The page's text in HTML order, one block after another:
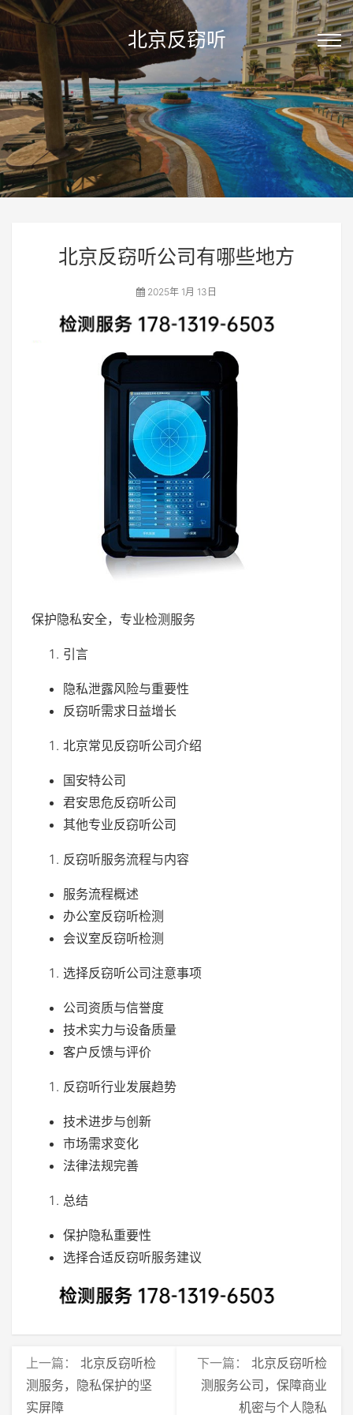
北京反窃听
北京反窃听公司有哪些地方
2025年 1月 13日
保护隐私安全，专业检测服务
引言
隐私泄露风险与重要性
反窃听需求日益增长
北京常见反窃听公司介绍
国安特公司
君安思危反窃听公司
其他专业反窃听公司
反窃听服务流程与内容
服务流程概述
办公室反窃听检测
会议室反窃听检测
选择反窃听公司注意事项
公司资质与信誉度
技术实力与设备质量
客户反馈与评价
反窃听行业发展趋势
技术进步与创新
市场需求变化
法律法规完善
总结
保护隐私重要性
选择合适反窃听服务建议
上一篇： 北京反窃听检
测服务，隐私保护的坚
实屏障
下一篇： 北京反窃听检
测服务公司，保障商业
机密与个人隐私